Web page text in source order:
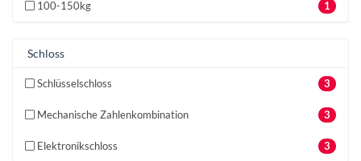
1
100-150kg
Schloss
3
Schlüsselschloss
3
Mechanische Zahlenkombination
3
Elektronikschloss